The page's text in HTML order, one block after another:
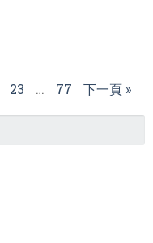
23 … 77 下一頁 »